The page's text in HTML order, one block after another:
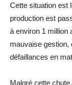
Cette situation est
production est
à environ 1 million
mauvaise gestion,
défaillances en
Malgré cette